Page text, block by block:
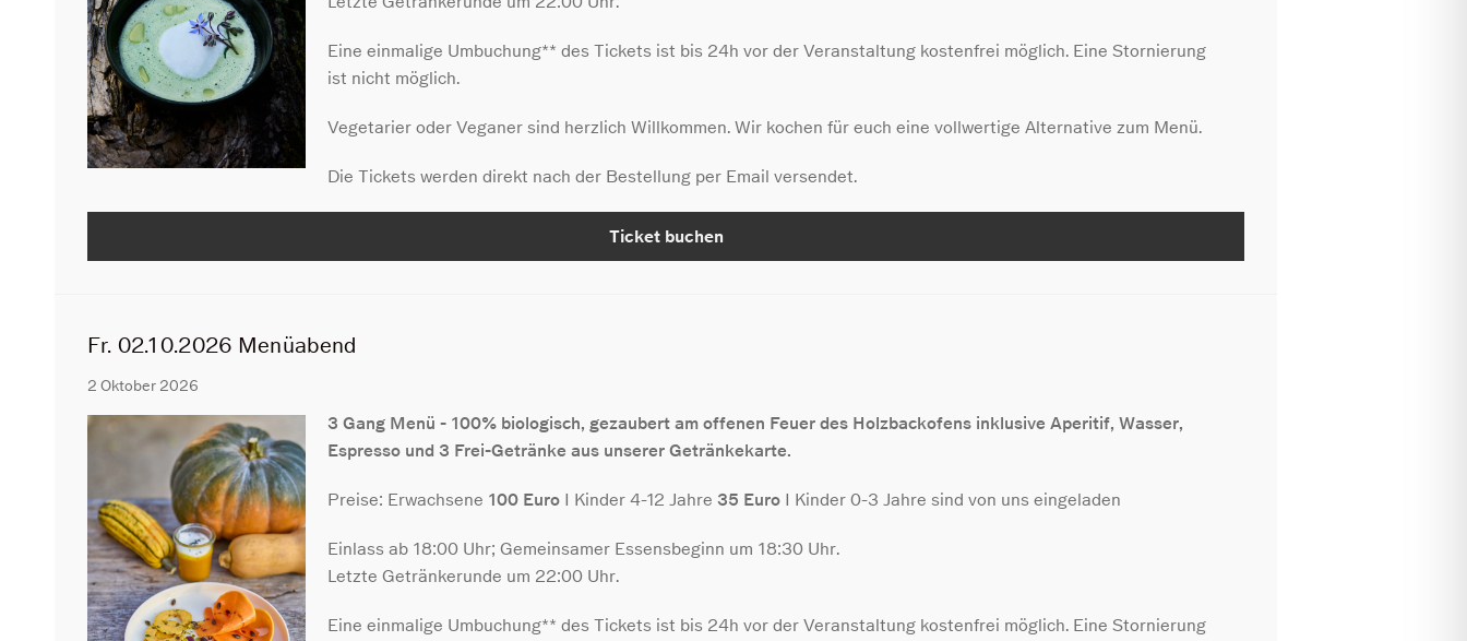
Eine einmalige Umbuchung** des Tickets ist bis 24h vor der Veranstaltung kostenfrei möglich. Eine Stornierung
ist nicht möglich.
Vegetarier oder Veganer sind herzlich Willkommen. Wir kochen für euch eine vollwertige Alternative zum Menü.
Die Tickets werden direkt nach der Bestellung per Email versendet.
Ticket buchen
Fr. 02.10.2026 Menüabend
2 Oktober 2026
3 Gang Menü - 100% biologisch, gezaubert am offenen Feuer des Holzbackofens inklusive Aperitif, Wasser,
Espresso und 3 Frei-Getränke aus unserer Getränkekarte.
Preise: Erwachsene 100 Euro I Kinder 4-12 Jahre 35 Euro I Kinder 0-3 Jahre sind von uns eingeladen
Einlass ab 18:00 Uhr; Gemeinsamer Essensbeginn um 18:30 Uhr.
Letzte Getränkerunde um 22:00 Uhr.
Eine einmalige Umbuchung** des Tickets ist bis 24h vor der Veranstaltung kostenfrei möglich. Eine Stornierung